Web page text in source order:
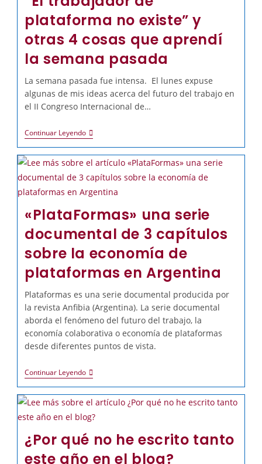
plataforma no existe” y
otras 4 cosas que aprendí
la semana pasada
La semana pasada fue intensa. El lunes expuse
algunas de mis ideas acerca del futuro del trabajo en
el II Congreso Internacional de…
Continuar Leyendo
«PlataFormas» una serie
documental de 3 capítulos
sobre la economía de
plataformas en Argentina
Plataformas es una serie documental producida por
la revista Anfibia (Argentina). La serie documental
aborda el fenómeno del futuro del trabajo, la
economía colaborativa o economía de plataformas
desde diferentes puntos de vista.
Continuar Leyendo
¿Por qué no he escrito tanto
este año en el blog?